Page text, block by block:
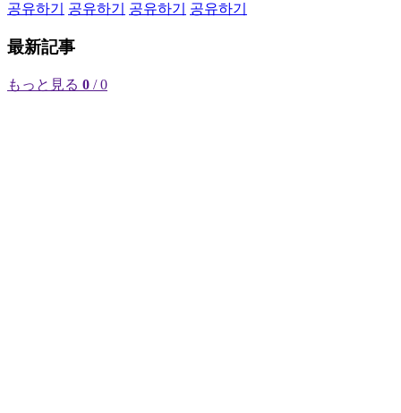
공유하기
공유하기 공유하기 공유하기
最新記事
もっと見る 0 / 0